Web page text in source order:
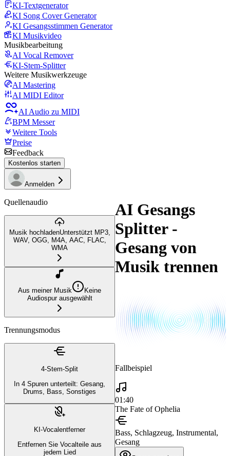
KI-Textgenerator
KI Song Cover Generator
KI Gesangsstimmen Generator
KI Musikvideo
Musikbearbeitung
AI Vocal Remover
KI-Stem-Splitter
Weitere Musikwerkzeuge
AI Mastering
AI MIDI Editor
AI Audio zu MIDI
BPM Messer
Weitere Tools
Preise
Feedback
Kostenlos starten
Anmelden
Quellenaudio
Musik hochladenUnterstützt MP3,
WAV, OGG, M4A, AAC, FLAC,
WMA
Aus meiner Musik
Keine
Audiospur ausgewählt
Trennungsmodus
4-Stem-Split
In 4 Spuren unterteilt: Gesang,
Drums, Bass, Sonstiges
KI-Vocalentferner
Entfernen Sie Vocalteile aus
jedem Lied
AI Gesangs
Splitter -
Gesang von
Musik trennen
Fallbeispiel
01:40
The Fate of Ophelia
Bass, Schlagzeug, Instrumental,
Gesang